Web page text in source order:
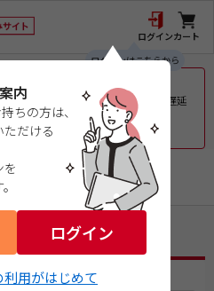
ログイン
ログインはこちらから
内
ちの方は、
だける
を
ログイン
利用がはじめて
カート
関するお知らせ
された皆様へのお見舞いとお届け遅延
データ）について
査人（CIA）